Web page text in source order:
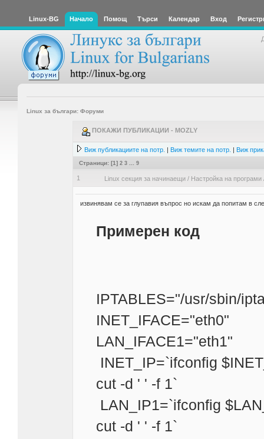
Linux-BG Начало Помощ Търси Календар Вход
Linux за българи: Форуми
ПОКАЖИ ПУБЛИКАЦИИ - MOZLY
Виж публикациите на потр. | Виж темите на потр. | Виж
Страници: [1] 2 3 9
1 Linux секция за начинаещи / Настройка на програми
извинявам се за глупавия въпрос но искам да попитам в
Примерен код
IPTABLES="/usr/sbin/
INET_IFACE="eth0"
LAN_IFACE1="eth1"
INET_IP=`ifconfig
cut -d ' ' -f 1`
LAN_IP1=`ifconfig
cut -d ' ' -f 1`